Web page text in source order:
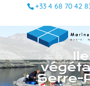
+33 4 68 70 42
Serre-